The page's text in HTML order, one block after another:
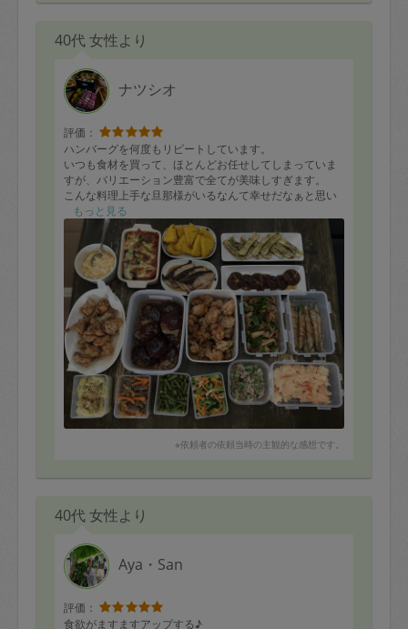
40代 女性より
ナツシオ
評価：
ハンバーグを何度もリピートしています。
いつも食材を買って、ほとんどお任せしてしまっていま
すが、バリエーション豊富で全てが美味しすぎます。
こんな料理上手な旦那様がいるなんて幸せだなぁと思い
ます。
人気でなかなか予約が取れませんが、いつも明るくとて
も素敵な方です。
また、宜しくお願い致します。
もっと見る
※依頼者の依頼当時の主観的な感想です。
40代 女性より
Aya・San
評価：
食欲がますますアップする♪